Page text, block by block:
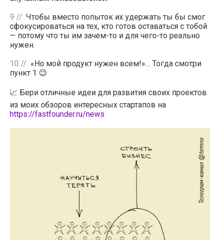
9
Чтобы вместо попыток их удержать ты бы смог
сфокусироваться на тех, кто готов оставаться с тобой
— потому что ты им зачем-то и для чего-то реально
нужен.
10
«Но мой продукт нужен всем!»… Тогда смотри
пункт 1 😉
📈 Бери отличные идеи для развития своих проектов
из моих обзоров интересных стартапов на
https://fastfounder.ru/news